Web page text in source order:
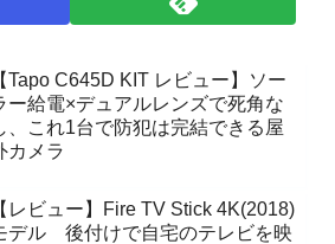
【Tapo C645D KIT レビュー】ソー
ー給電×デュアルレンズで死角な
、これ1台で防犯は完結できる屋
カメラ
【レビュー】Fire TV Stick 4K(2018)
デル 後付けで自宅のテレビを映